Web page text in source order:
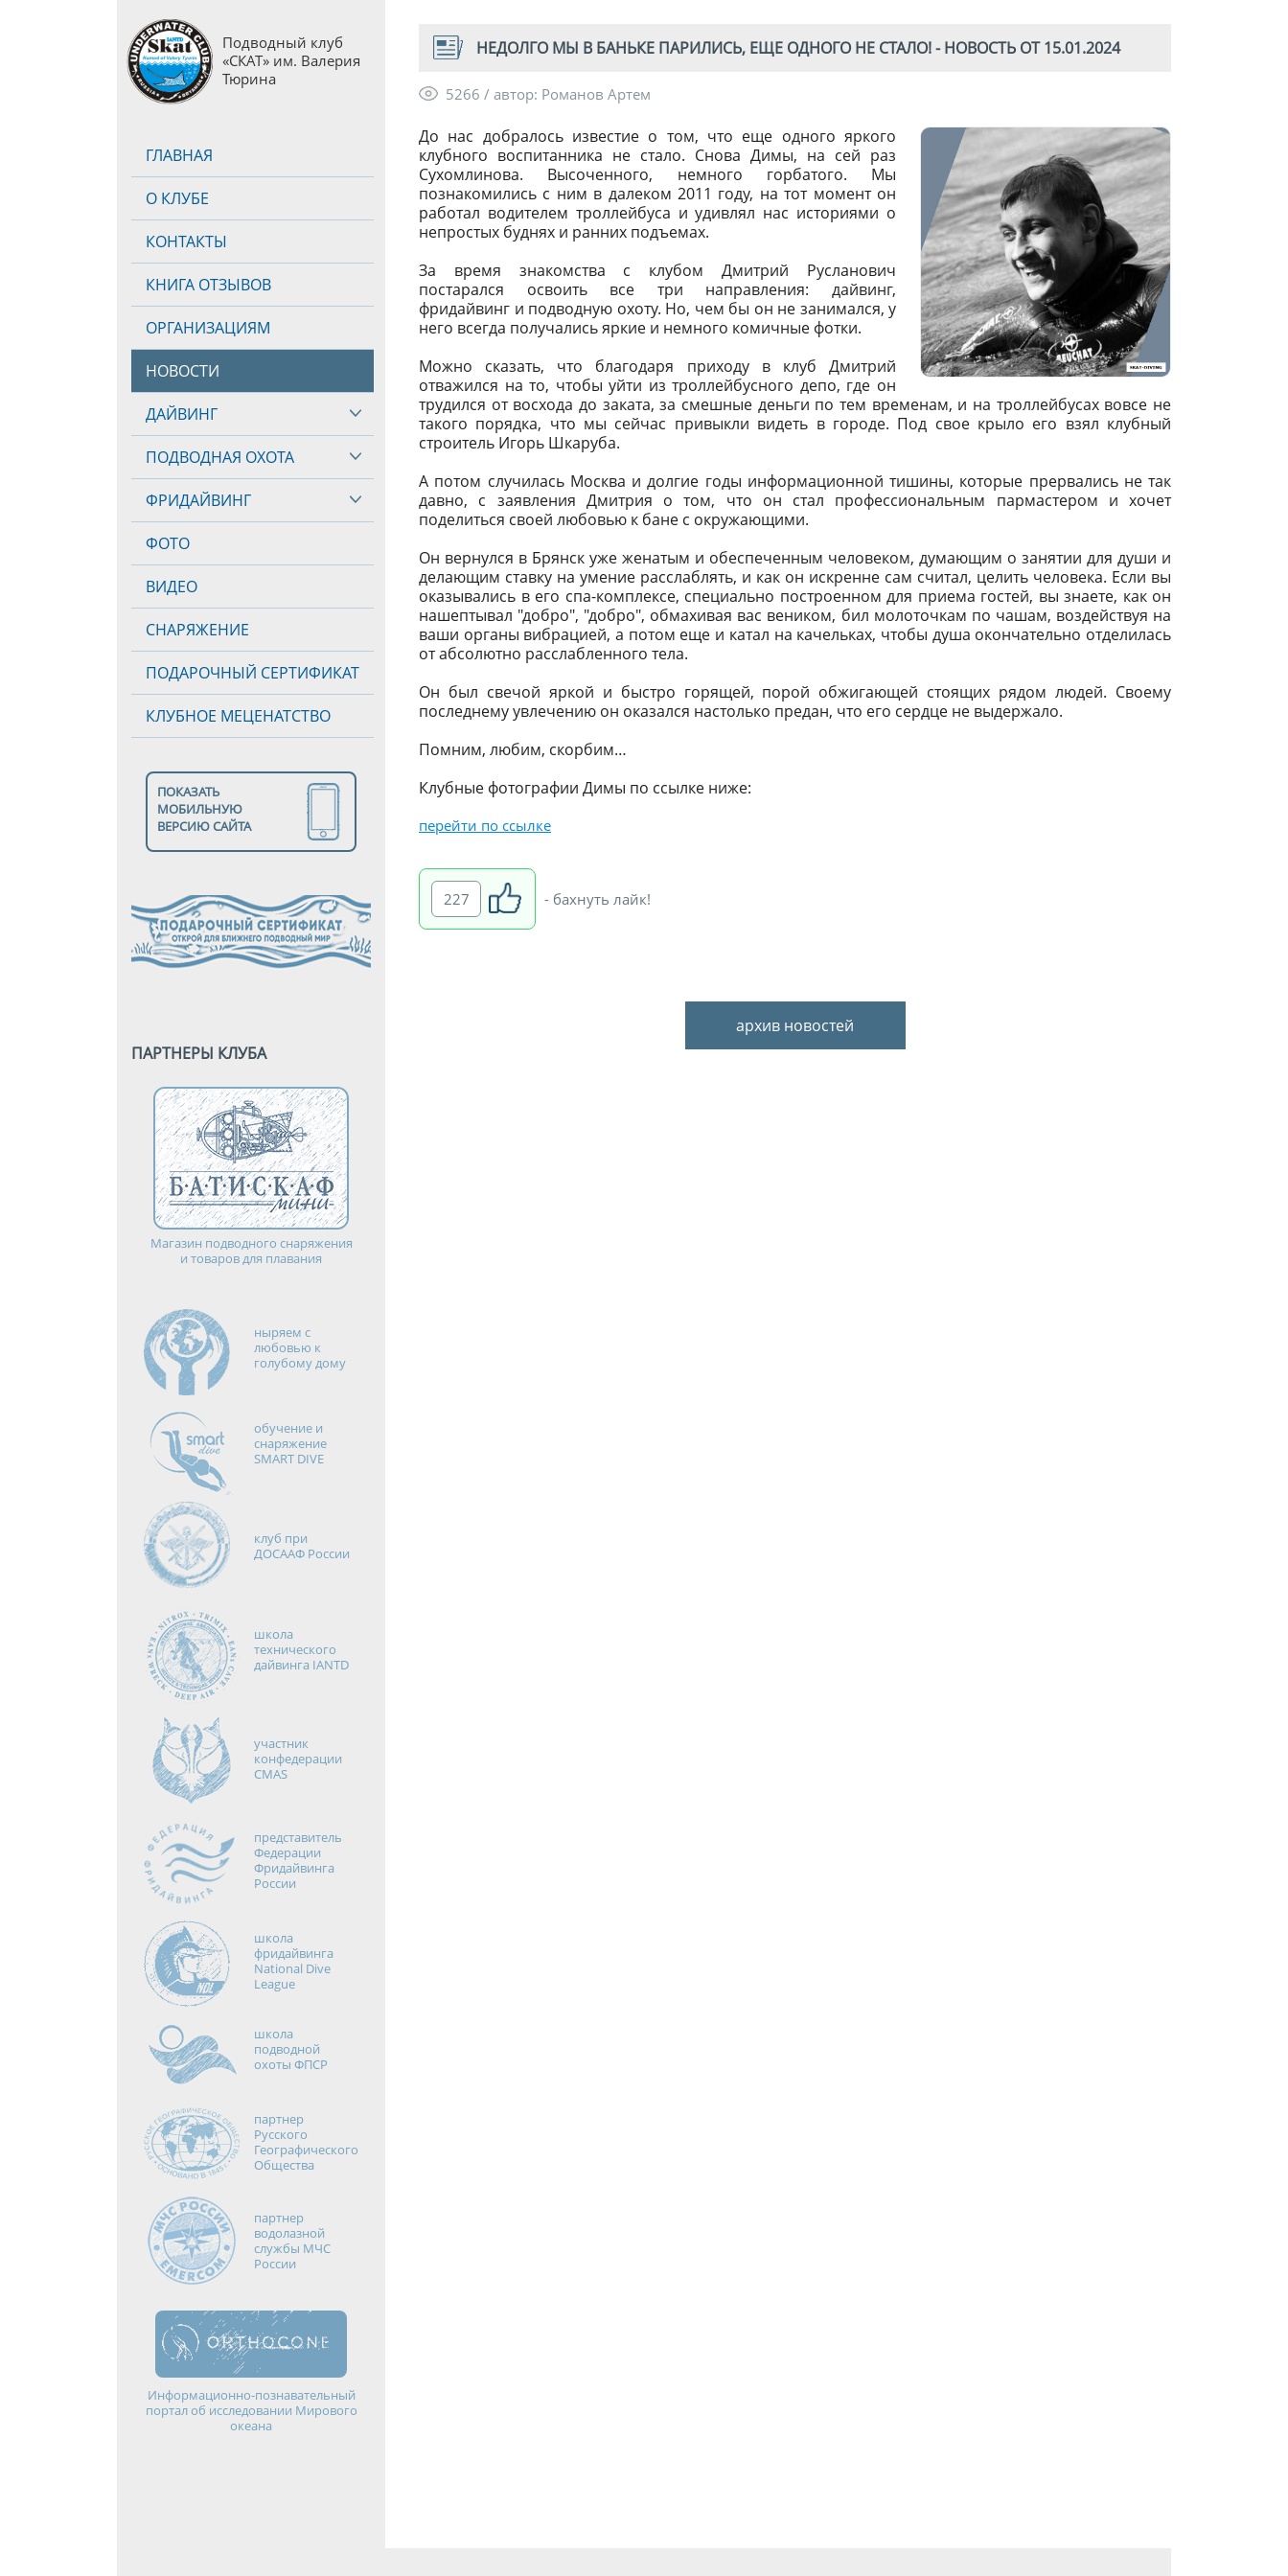
Подводный клуб
«СКАТ» им. Валерия
Тюрина
ГЛАВНАЯ
О КЛУБЕ
КОНТАКТЫ
КНИГА ОТЗЫВОВ
ОРГАНИЗАЦИЯМ
НОВОСТИ
ДАЙВИНГ
ПОДВОДНАЯ ОХОТА
ФРИДАЙВИНГ
ФОТО
ВИДЕО
СНАРЯЖЕНИЕ
ПОДАРОЧНЫЙ СЕРТИФИКАТ
КЛУБНОЕ МЕЦЕНАТСТВО
ПОКАЗАТЬ
МОБИЛЬНУЮ
ВЕРСИЮ САЙТА
ПАРТНЕРЫ КЛУБА
Магазин подводного снаряжения
и товаров для плавания
ныряем с
любовью к
голубому дому
обучение и
снаряжение
SMART DIVE
клуб при
ДОСААФ России
школа
технического
дайвинга IANTD
участник
конфедерации
CMAS
представитель
Федерации
Фридайвинга
России
школа
фридайвинга
National Dive
League
школа
подводной
охоты ФПСР
партнер
Русского
Географического
Общества
партнер
водолазной
службы МЧС
России
Информационно-познавательный
портал об исследовании Мирового
океана
НЕДОЛГО МЫ В БАНЬКЕ ПАРИЛИСЬ, ЕЩЕ ОДНОГО НЕ СТАЛО! - НОВОСТЬ ОТ 15.01.2024
5266 / автор: Романов Артем
До нас добралось известие о том, что еще одного яркого
клубного воспитанника не стало. Снова Димы, на сей раз
Сухомлинова. Высоченного, немного горбатого. Мы
познакомились с ним в далеком 2011 году, на тот момент он
работал водителем троллейбуса и удивлял нас историями о
непростых буднях и ранних подъемах.
За время знакомства с клубом Дмитрий Русланович
постарался освоить все три направления: дайвинг,
фридайвинг и подводную охоту. Но, чем бы он не занимался, у
него всегда получались яркие и немного комичные фотки.
Можно сказать, что благодаря приходу в клуб Дмитрий
отважился на то, чтобы уйти из троллейбусного депо, где он
трудился от восхода до заката, за смешные деньги по тем временам, и на троллейбусах вовсе не
такого порядка, что мы сейчас привыкли видеть в городе. Под свое крыло его взял клубный
строитель Игорь Шкаруба.
А потом случилась Москва и долгие годы информационной тишины, которые прервались не так
давно, с заявления Дмитрия о том, что он стал профессиональным пармастером и хочет
поделиться своей любовью к бане с окружающими.
Он вернулся в Брянск уже женатым и обеспеченным человеком, думающим о занятии для души и
делающим ставку на умение расслаблять, и как он искренне сам считал, целить человека. Если вы
оказывались в его спа-комплексе, специально построенном для приема гостей, вы знаете, как он
нашептывал "добро", "добро", обмахивая вас веником, бил молоточкам по чашам, воздействуя на
ваши органы вибрацией, а потом еще и катал на качельках, чтобы душа окончательно отделилась
от абсолютно расслабленного тела.
Он был свечой яркой и быстро горящей, порой обжигающей стоящих рядом людей. Своему
последнему увлечению он оказался настолько предан, что его сердце не выдержало.
Помним, любим, скорбим…
Клубные фотографии Димы по ссылке ниже:
перейти по ссылке
227 - бахнуть лайк!
архив новостей